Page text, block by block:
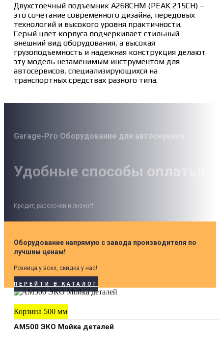
Двухстоечный подъемник A268CHM (PEAK 215CH) –
это сочетание современного дизайна, передовых
технологий и высокого уровня практичности.
Серый цвет корпуса подчеркивает стильный
внешний вид оборудования, а высокая
грузоподъемность и надежная конструкция делают
эту модель незаменимым инструментом для
автосервисов, специализирующихся на
транспортных средствах разного типа.
Garage-Pro Оборудование для автосервиса
Удобные способы оплаты!
Кредит, рассрочки и лизинг!
Оборудование напрямую с завода производителя по
лучшим ценам!
Розница у всех, скидка у нас!
ПЕРЕЙТИ В КАТАЛОГ
Корзина 500 мм
АМ500 ЭКО Мойка деталей